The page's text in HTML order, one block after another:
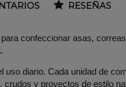
RESEÑAS
confeccionar asas,
diario. Cada unidad de